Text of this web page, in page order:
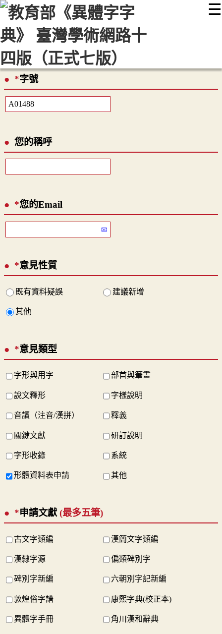
☰
::: 最新消息 常見問題 編輯說明
顯示模式
網站導覽
*字號
您的稱呼
*您的Email
*意見性質
既有資料疑誤 建議新增
其他
*意見類型
字形與用字 部首與筆畫
說文釋形 字樣說明
音讀（注音/漢拼） 釋義
關鍵文獻 研訂說明
字形收錄 系統
形體資料表申請 其他
*申請文獻 (最多五筆)
古文字類編 漢簡文字類編
漢隸字源 偏類碑別字
碑別字新編 六朝別字記新編
敦煌俗字譜 康熙字典(校正本)
異體字手冊 角川漢和辭典